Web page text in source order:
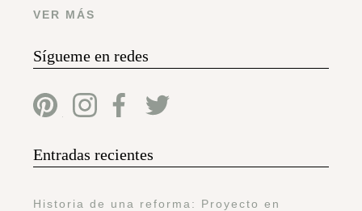
VER MÁS
Sígueme en redes
Entradas recientes
Historia de una reforma: Proyecto en